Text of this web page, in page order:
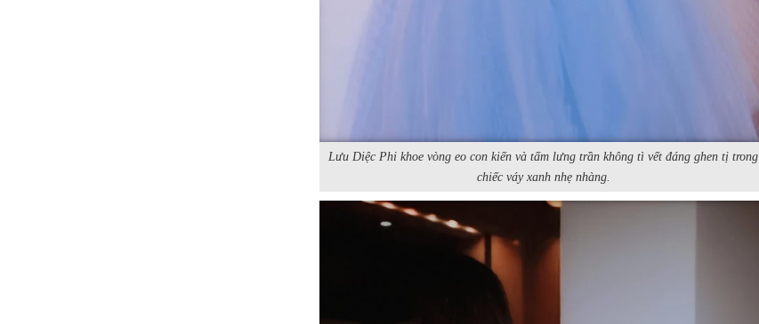
Lưu Diệc Phi khoe vòng eo con kiến và tấm lưng trần không tì vết đáng ghen tị trong
chiếc váy xanh nhẹ nhàng.